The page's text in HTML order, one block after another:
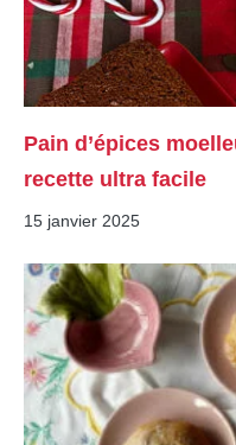
Pain d’épices
recette ultra facile
15 janvier 2025